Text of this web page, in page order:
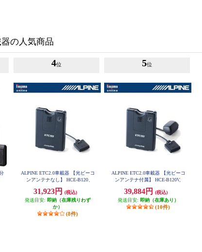
の人気商品
4位
ALPINE ETC2.0車載器 【光ビーコ
ンアンテナなし】 HCE-B120
31,923円
(税込)
発送目安: 即納（在庫残りわず
か）
(8件)
5位
ALPINE ETC2.0車載器 【光ビーコ
ンアンテナ付属】 HCE-B120V
39,884円
(税込)
発送目安: 即納（在庫あり）
(10件)